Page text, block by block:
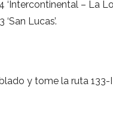
‘Intercontinental – La
Lucas’.
y tome la ruta 133-I